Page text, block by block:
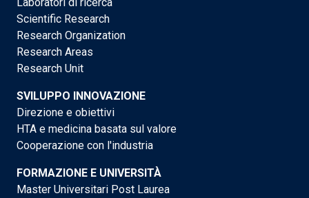
Scientific Research
Research Organization
Research Areas
Research Unit
SVILUPPO INNOVAZIONE
Direzione e obiettivi
HTA e medicina basata sul valore
Cooperazione con l'industria
FORMAZIONE E UNIVERSITÀ
Master Universitari Post Laurea